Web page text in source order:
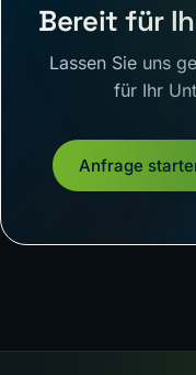
Bereit für
Lassen Sie uns
für Ihr
Anfrage